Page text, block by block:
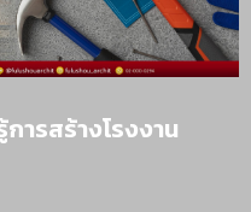
ารสร้างโรงงาน